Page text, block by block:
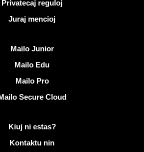
Privatecaj reguloj
Juraj mencioj
Mailo Junior
Mailo Edu
Mailo Pro
Secure Cloud
Kiuj ni estas?
Kontaktu nin